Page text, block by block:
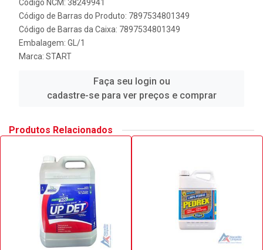
Código NCM: 38249941
Código de Barras do Produto: 7897534801349
Código de Barras da Caixa: 7897534801349
Embalagem: GL/1
Marca: START
Faça seu login ou
cadastre-se para ver preços e comprar
Produtos Relacionados